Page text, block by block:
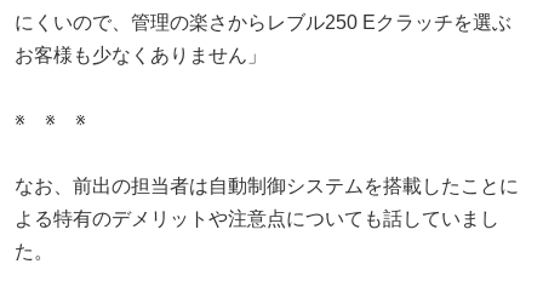
にくいので、管理の楽さからレブル250 Eクラッチを選ぶ
お客様も少なくありません」
※ ※ ※
なお、前出の担当者は自動制御システムを搭載したことに
よる特有のデメリットや注意点についても話していまし
た。